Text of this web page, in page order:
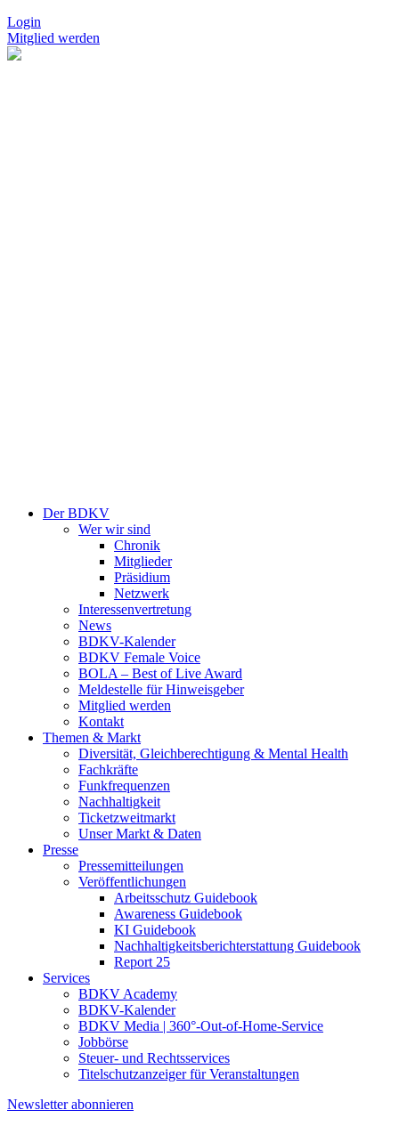
Login
Mitglied werden
Der BDKV
Wer wir sind
Chronik
Mitglieder
Präsidium
Netzwerk
Interessenvertretung
News
BDKV-Kalender
BDKV Female Voice
BOLA – Best of Live Award
Meldestelle für Hinweisgeber
Mitglied werden
Kontakt
Themen & Markt
Diversität, Gleichberechtigung & Mental Health
Fachkräfte
Funkfrequenzen
Nachhaltigkeit
Ticketzweitmarkt
Unser Markt & Daten
Presse
Pressemitteilungen
Veröffentlichungen
Arbeitsschutz Guidebook
Awareness Guidebook
KI Guidebook
Nachhaltigkeitsberichterstattung Guidebook
Report 25
Services
BDKV Academy
BDKV-Kalender
BDKV Media | 360°-Out-of-Home-Service
Jobbörse
Steuer- und Rechtsservices
Titelschutzanzeiger für Veranstaltungen
Newsletter abonnieren